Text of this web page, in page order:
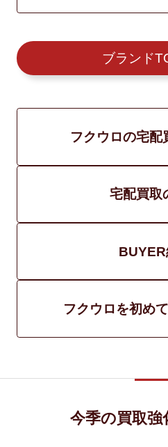
ブランド
フクウロの宅配
宅配買取
フクウロを初め
今季の買取強